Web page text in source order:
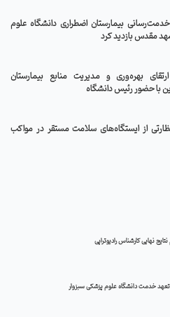
بیمارستان اضطراری دانشگاه علوم
مقدس بازدید کرد
بهره‌وری و مدیریت منابع بیمارستان
با حضور رئیس دانشگاه
از ایستگاه‌های سلامت مستقر در مواکب
خدمت دانشگاه علوم پزشکی سبزوار